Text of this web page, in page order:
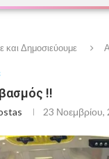
και Δημοσιεύουμε
!!
23 Νοεμβρίου,